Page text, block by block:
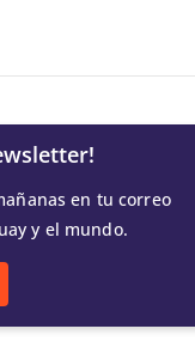
en tu correo
y el mundo.